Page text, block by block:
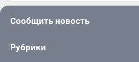
Сообщить новость
Рубрики